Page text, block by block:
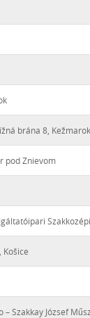
brána 8, Kežmarok
pod Znievom
Szakkay József